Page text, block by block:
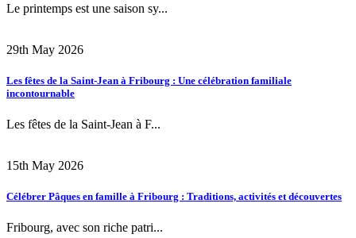
Le printemps est une saison sy...
29th May 2026
Les fêtes de la Saint-Jean à Fribourg : Une célébration familiale
incontournable
Les fêtes de la Saint-Jean à F...
15th May 2026
Célébrer Pâques en famille à Fribourg : Traditions, activités et découvertes
Fribourg, avec son riche patri...